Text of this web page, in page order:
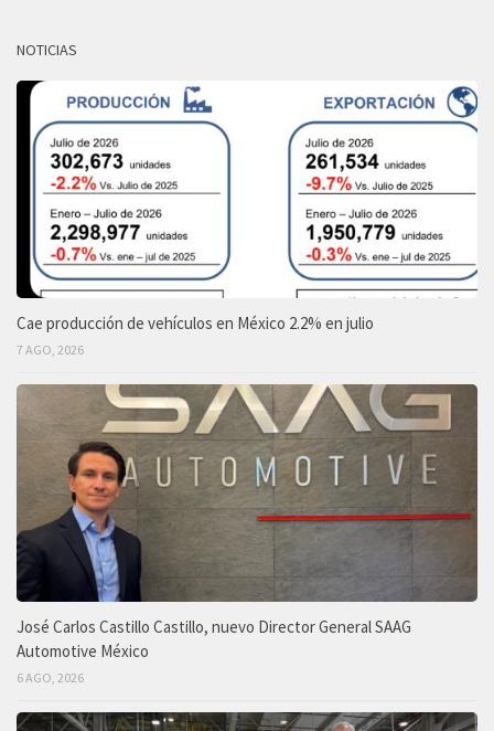
NOTICIAS
Cae producción de vehículos en México 2.2% en julio
7 AGO, 2026
José Carlos Castillo Castillo, nuevo Director General SAAG
Automotive México
6 AGO, 2026